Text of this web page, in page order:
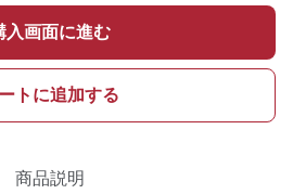
入画面に進む
トに追加する
商品説明